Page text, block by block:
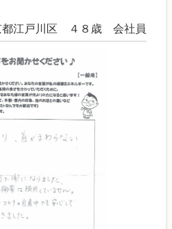
都江戸川区 ４８歳 会社員